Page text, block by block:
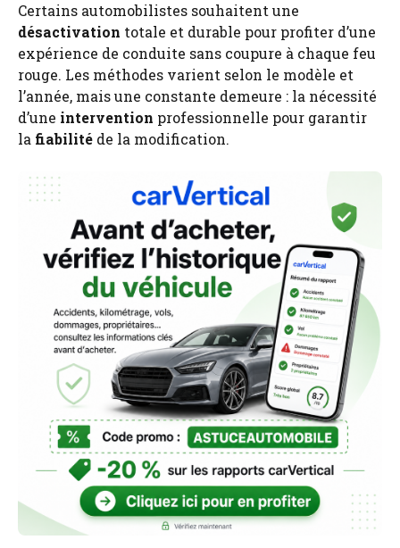
Certains automobilistes souhaitent une
désactivation totale et durable pour profiter d’une
expérience de conduite sans coupure à chaque feu
rouge. Les méthodes varient selon le modèle et
l’année, mais une constante demeure : la nécessité
d’une intervention professionnelle pour garantir
la fiabilité de la modification.